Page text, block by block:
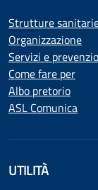
Strutture
Organizzazione
Servizi e
Come fare per
Albo pretorio
ASL Comunica
UTILITÀ